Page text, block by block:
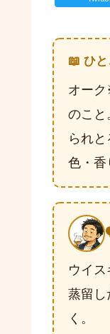
📖 ひ
オー
のこと
られ
色・香
ウイ
蒸留し
く。